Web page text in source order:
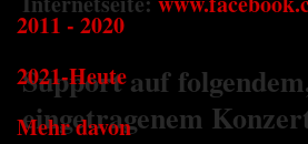
2011 - 2020
2021-Heute
Mehr davon
Support auf
eingetragenem